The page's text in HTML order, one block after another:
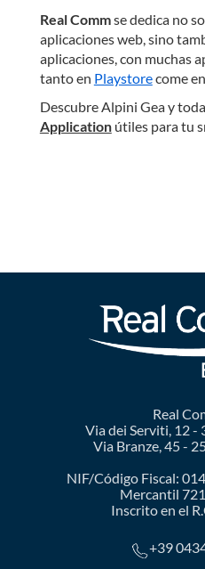
Real Commse dedica no
aplicaciones web, sino
aplicaciones, con muchas
tanto en Playstorecome en
Descubre Alpini Gea y
Applicationútiles para tu
Real
Via dei Serviti, 12 -
Via Branze, 45 -
NIF/Código Fiscal:
Mercantil
Inscrito en el
+39